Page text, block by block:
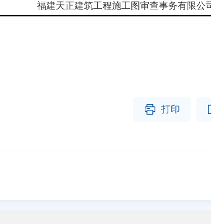
福建天正建筑工程施工图审查事务有限公
 打印